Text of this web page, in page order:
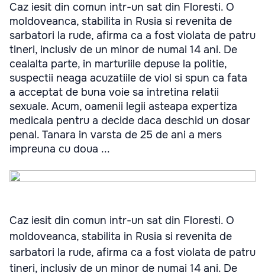
Caz iesit din comun intr-un sat din Floresti. O
moldoveanca, stabilita in Rusia si revenita de
sarbatori la rude, afirma ca a fost violata de patru
tineri, inclusiv de un minor de numai 14 ani. De
cealalta parte, in marturiile depuse la politie,
suspectii neaga acuzatiile de viol si spun ca fata
a acceptat de buna voie sa intretina relatii
sexuale. Acum, oamenii legii asteapa expertiza
medicala pentru a decide daca deschid un dosar
penal. Tanara in varsta de 25 de ani a mers
impreuna cu doua ...
Caz iesit din comun intr-un sat din Floresti. O
moldoveanca, stabilita in Rusia si revenita de
sarbatori la rude, afirma ca a fost violata de patru
tineri, inclusiv de un minor de numai 14 ani. De